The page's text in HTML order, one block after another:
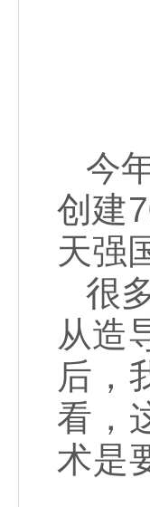
今
创建
天强
很
从造
后，
看，
术是